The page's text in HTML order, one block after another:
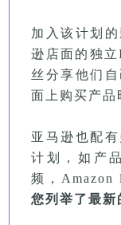
加入该计划
逊店面的独
丝分享他们
面上购买产品
亚马逊也配
计划，如产
频，Amazon
您列举了最新